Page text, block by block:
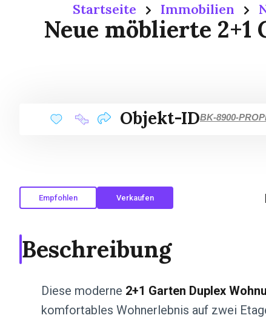
Startseite Immobilien
Neue möblierte
Objekt-IDBK-8900-
Empfohlen Verkaufen
Beschreibung
Diese moderne 2+1 Garten Duplex
komfortables Wohnerlebnis auf zwei